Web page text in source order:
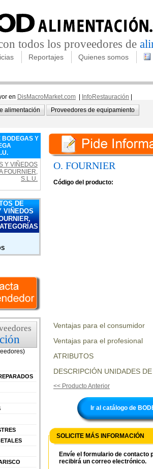
todos los proveedores de
Reportajes Quienes somos
en DisMacroMarket.com InfoRestauración
alimentación
Proveedores de equipamiento
BODEGAS Y
DE
VIÑEDOS
O. FOURNIER
Código del producto:
Ventajas para el consumidor
Ventajas para el profesional
ATRIBUTOS
DESCRIPCIÓN UNIDADES
<< Producto Anterior
Ir al catálogo de
SOLICITE MÁS INFORMACIÓN
Envíe el formulario de contacto
recibirá un correo electrónico.